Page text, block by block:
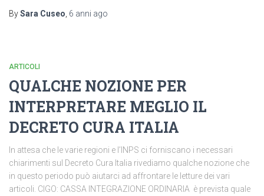
BySara Cuseo 6 anni ago
ARTICOLI
QUALCHE NOZIONE PER
INTERPRETARE MEGLIO IL
DECRETO CURA ITALIA
In attesa che le varie regioni e l’INPS ci forniscano i necessari
chiarimenti sul Decreto Cura Italia rivediamo qualche nozione che
in questo periodo può aiutarci ad affrontare le letture dei vari
articoli. CIGO: CASSA INTEGRAZIONE ORDINARIA è prevista quale